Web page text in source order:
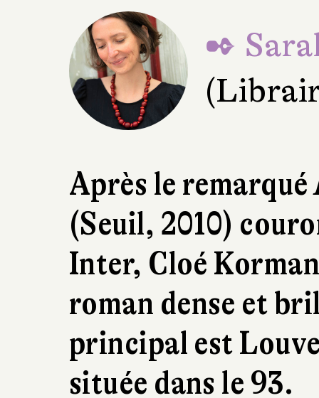
✒
Après le remarqué
(Seuil, 2010)
Inter, Cloé
roman dense et
principal est
située dans le 93.